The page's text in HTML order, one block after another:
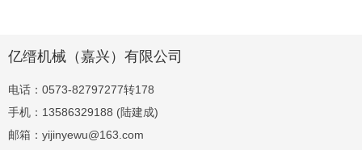
亿缙机械（嘉兴）有限公司
电话：0573-82797277转178
手机：13586329188 (陆建成)
邮箱：yijinyewu@163.com